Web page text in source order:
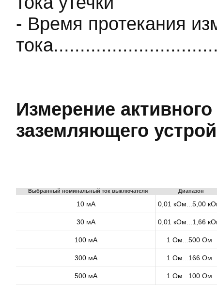
- Время протекания
Измерение
заземляющего
Выбранный номинальный ток выключателя Диапазон
10 мА 0,01 кОм...5,00
30 мА 0,01 кОм...1,66
100 мА 1 Ом...500 Ом
300 мА 1 Ом...166 Ом
500 мА 1 Ом...100 Ом